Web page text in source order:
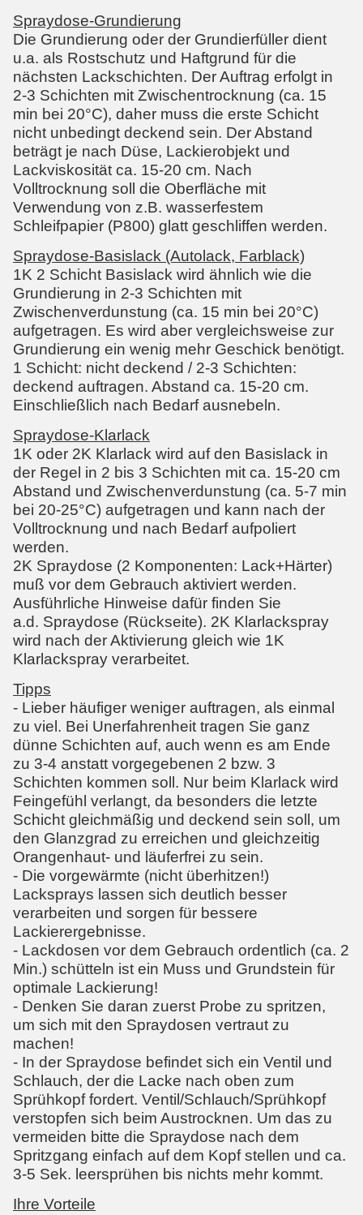
Spraydose-Grundierung
Die Grundierung oder der Grundierfüller dient
u.a. als Rostschutz und Haftgrund für die
nächsten Lackschichten. Der Auftrag erfolgt in
2-3 Schichten mit Zwischentrocknung (ca. 15
min bei 20°C), daher muss die erste Schicht
nicht unbedingt deckend sein. Der Abstand
beträgt je nach Düse, Lackierobjekt und
Lackviskosität ca. 15-20 cm. Nach
Volltrocknung soll die Oberfläche mit
Verwendung von z.B. wasserfestem
Schleifpapier (P800) glatt geschliffen werden.
Spraydose-Basislack (Autolack, Farblack)
1K 2 Schicht Basislack wird ähnlich wie die
Grundierung in 2-3 Schichten mit
Zwischenverdunstung (ca. 15 min bei 20°C)
aufgetragen. Es wird aber vergleichsweise zur
Grundierung ein wenig mehr Geschick benötigt.
1 Schicht: nicht deckend / 2-3 Schichten:
deckend auftragen. Abstand ca. 15-20 cm.
Einschließlich nach Bedarf ausnebeln.
Spraydose-Klarlack
1K oder 2K Klarlack wird auf den Basislack in
der Regel in 2 bis 3 Schichten mit ca. 15-20 cm
Abstand und Zwischenverdunstung (ca. 5-7 min
bei 20-25°C) aufgetragen und kann nach der
Volltrocknung und nach Bedarf aufpoliert
werden.
2K Spraydose (2 Komponenten: Lack+Härter)
muß vor dem Gebrauch aktiviert werden.
Ausführliche Hinweise dafür finden Sie
a.d. Spraydose (Rückseite). 2K Klarlackspray
wird nach der Aktivierung gleich wie 1K
Klarlackspray verarbeitet.
Tipps
- Lieber häufiger weniger auftragen, als einmal
zu viel. Bei Unerfahrenheit tragen Sie ganz
dünne Schichten auf, auch wenn es am Ende
zu 3-4 anstatt vorgegebenen 2 bzw. 3
Schichten kommen soll. Nur beim Klarlack wird
Feingefühl verlangt, da besonders die letzte
Schicht gleichmäßig und deckend sein soll, um
den Glanzgrad zu erreichen und gleichzeitig
Orangenhaut- und läuferfrei zu sein.
- Die vorgewärmte (nicht überhitzen!)
Lacksprays lassen sich deutlich besser
verarbeiten und sorgen für bessere
Lackierergebnisse.
- Lackdosen vor dem Gebrauch ordentlich (ca. 2
Min.) schütteln ist ein Muss und Grundstein für
optimale Lackierung!
- Denken Sie daran zuerst Probe zu spritzen,
um sich mit den Spraydosen vertraut zu
machen!
- In der Spraydose befindet sich ein Ventil und
Schlauch, der die Lacke nach oben zum
Sprühkopf fordert. Ventil/Schlauch/Sprühkopf
verstopfen sich beim Austrocknen. Um das zu
vermeiden bitte die Spraydose nach dem
Spritzgang einfach auf dem Kopf stellen und ca.
3-5 Sek. leersprühen bis nichts mehr kommt.
Ihre Vorteile